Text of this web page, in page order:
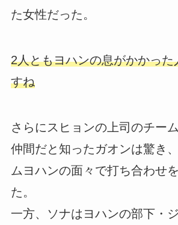
た女性だった。
2人ともヨハンの息がかかった
すね
さらにスヒョンの上司のチー
仲間だと知ったガオンは驚き
ムヨハンの面々で打ち合わせ
た。
一方、ソナはヨハンの部下・